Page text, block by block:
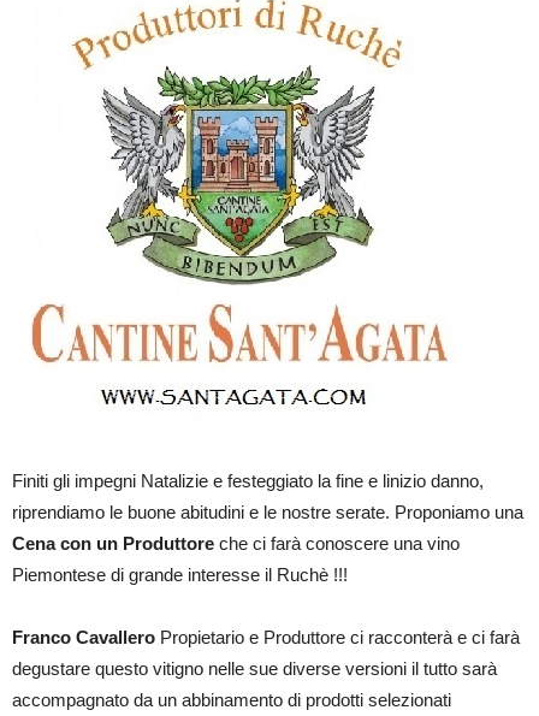
Finiti gli impegni Natalizie e festeggiato la fine e linizio danno,
riprendiamo le buone abitudini e le nostre serate. Proponiamo una
Cena con un Produttore  che ci farà conoscere una vino
Piemontese di grande interesse il Ruchè !!!
Franco Cavallero Propietario e Produttore ci racconterà e ci farà
degustare questo vitigno nelle sue diverse versioni il tutto sarà
accompagnato da un abbinamento di prodotti selezionati